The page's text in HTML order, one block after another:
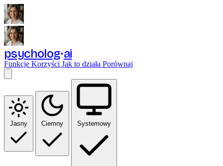
psycholog ai
Funkcje Korzyści Jak to działa Porównaj
Jasny Ciemny Systemowy